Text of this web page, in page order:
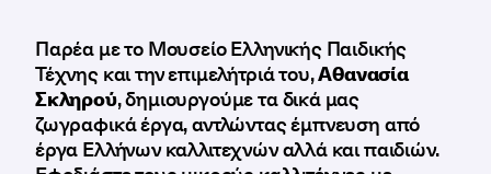
Παρέα με το Μουσείο Ελληνικής Παιδικής
Τέχνης και την επιμελήτριά του,Αθανασία
Σκληρού, δημιουργούμε τα δικά μας
ζωγραφικά έργα, αντλώντας έμπνευση από
έργα Ελλήνων καλλιτεχνών αλλά και παιδιών.